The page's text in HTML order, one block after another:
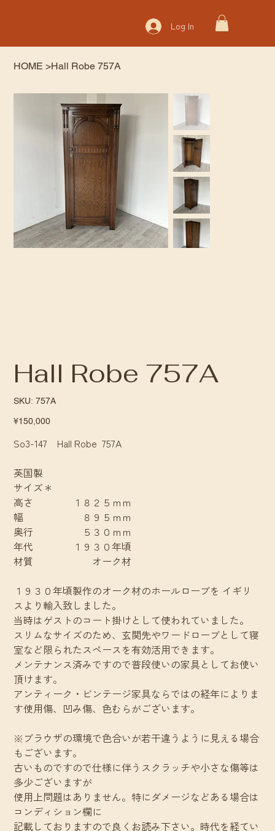
Log In
HOME >Hall Robe 757A
Hall Robe 757A
SKU: SKU
757A
757A
Price
¥150,000
So3-147 Hall Robe 757A
英国製
サイズ＊
高さ １８２５ｍｍ
幅 ８９５ｍｍ
奥行 ５３０ｍｍ
年代 １９３０年頃
材質 オーク材
１９３０年頃製作のオーク材のホールローブを イギリ
スより輸入致しました。
当時はゲストのコート掛けとして使われていました。
スリムなサイズのため、玄関先やワードローブとして寝
室など限られたスペースを有効活用できます。
メンテナンス済みですので普段使いの家具としてお使い
頂けます。
アンティーク・ビンテージ家具ならではの経年によりま
す使用傷、凹み傷、色むらがございます。
※ブラウザの環境で色合いが若干違うように見える場合
もございます。
古いものですので仕様に伴うスクラッチや小さな傷等は
多少ございますが
使用上問題はありません。特にダメージなどある場合は
コンディション欄に
記載しておりますので良くお読み下さい。時代を経てい